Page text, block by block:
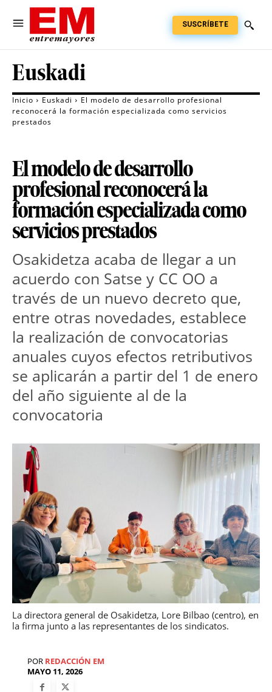
SUSCRÍBETE
Euskadi
Inicio Euskadi
El modelo de desarrollo profesional
reconocerá la formación especializada como servicios
prestados
El modelo de desarrollo
profesional reconocerá la
formación especializada como
servicios prestados
Osakidetza acaba de llegar a un
acuerdo con Satse y CC OO a
través de un nuevo decreto que,
entre otras novedades, establece
la realización de convocatorias
anuales cuyos efectos retributivos
se aplicarán a partir del 1 de enero
del año siguiente al de la
convocatoria
La directora general de Osakidetza, Lore Bilbao (centro), en
la firma junto a las representantes de los sindicatos.
POR REDACCIÓN EM
MAYO 11, 2026